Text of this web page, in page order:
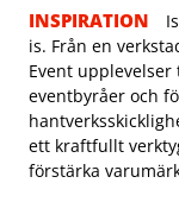
INSPIRATION
is. Från en
Event
eventbyråer och
ett kraftfullt
förstärka